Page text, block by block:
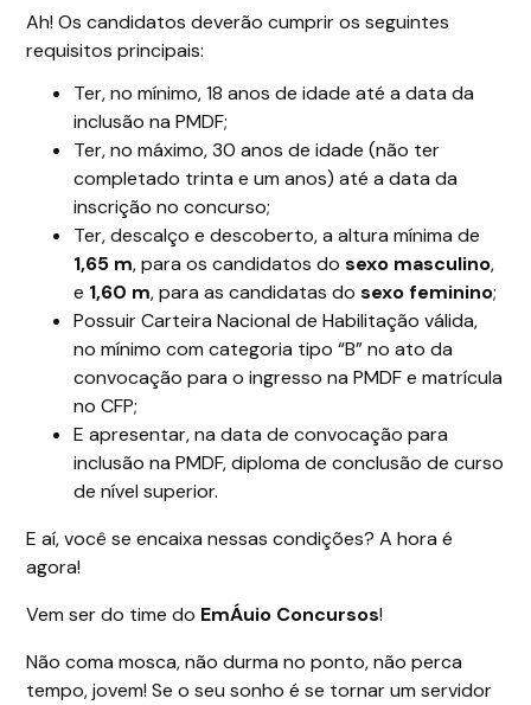
Ah! Os candidatos deverão cumprir os seguintes
requisitos principais:
Ter, no mínimo, 18 anos de idade até a data da
inclusão na PMDF;
Ter, no máximo, 30 anos de idade (não ter
completado trinta e um anos) até a data da
inscrição no concurso;
Ter, descalço e descoberto, a altura mínima de
1,65 m, para os candidatos dosexo masculino,
e 1,60 m, para as candidatas dosexo feminino;
Possuir Carteira Nacional de Habilitação válida,
no mínimo com categoria tipo “B” no ato da
convocação para o ingresso na PMDF e matrícula
no CFP;
E apresentar, na data de convocação para
inclusão na PMDF, diploma de conclusão de curso
de nível superior.
E aí, você se encaixa nessas condições? A hora é
agora!
Vem ser do time do EmÁuio Concursos!
Não coma mosca, não durma no ponto, não perca
tempo, jovem! Se o seu sonho é se tornar um servidor